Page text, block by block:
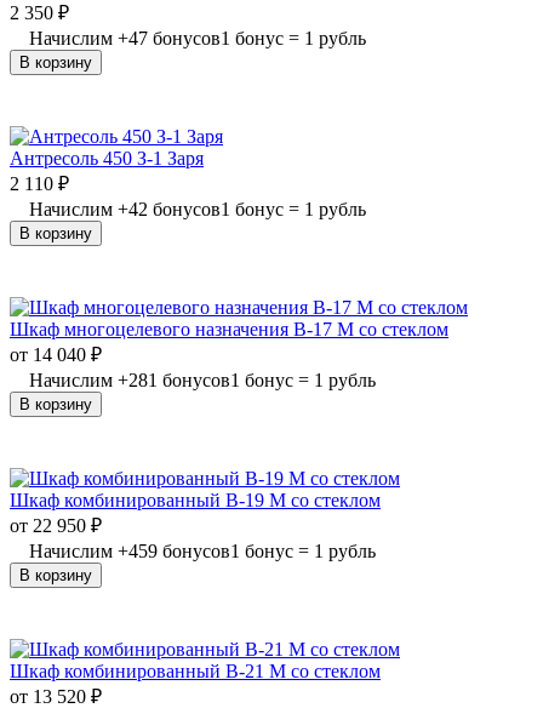
2 350 ₽
Начислим +47 бонусов1 бонус = 1 рубль
В корзину
Антресоль 450 З-1 Заря
2 110 ₽
Начислим +42 бонусов1 бонус = 1 рубль
В корзину
Шкаф многоцелевого назначения В-17 М со стеклом
от 14 040 ₽
Начислим +281 бонусов1 бонус = 1 рубль
В корзину
Шкаф комбинированный В-19 М со стеклом
от 22 950 ₽
Начислим +459 бонусов1 бонус = 1 рубль
В корзину
Шкаф комбинированный В-21 М со стеклом
от 13 520 ₽